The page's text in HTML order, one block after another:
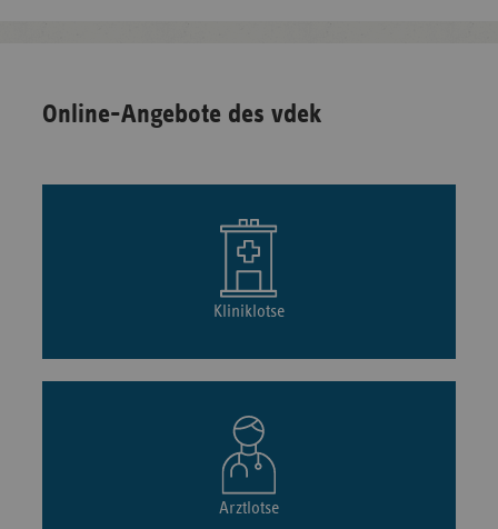
Online-Angebote des vdek
Kliniklotse
Arztlotse